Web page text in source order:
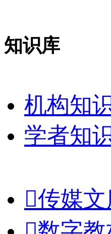
知识库
机构知
学者知
传媒文